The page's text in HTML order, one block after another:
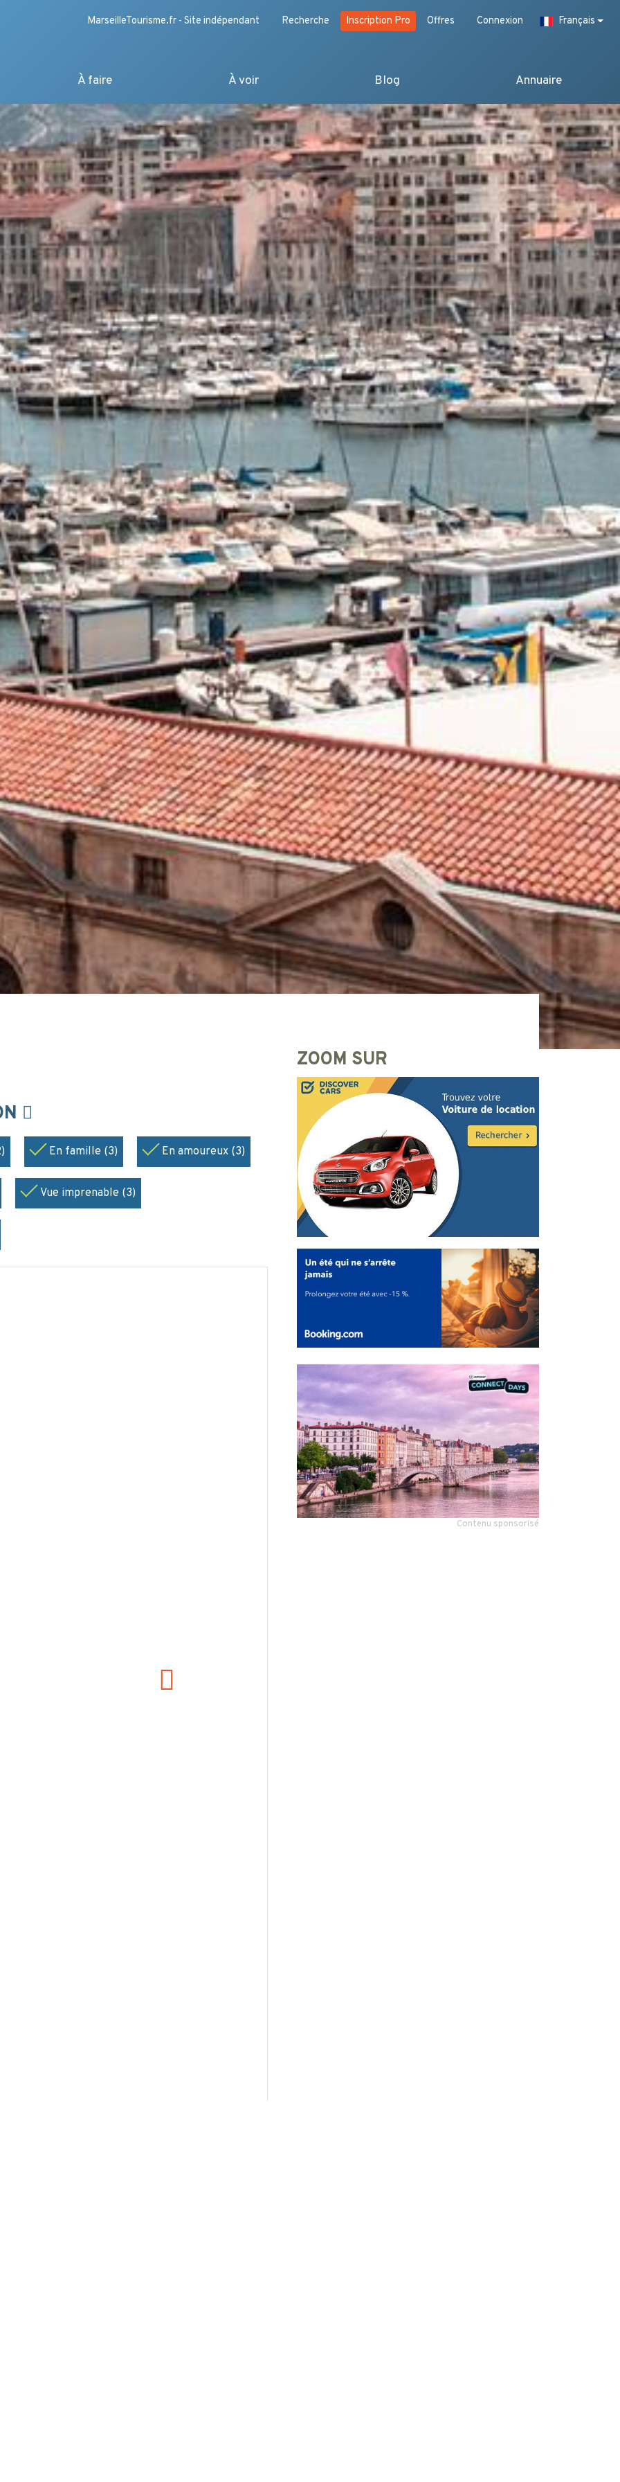
MarseilleTourisme.fr - Site indépendant Recherche Inscription Pro Offres Connexion Français
À faire À voir Blog Annuaire
En famille (3) En amoureux (3)
Vue imprenable (3)
ZOOM SUR
Contenu sponsorisé